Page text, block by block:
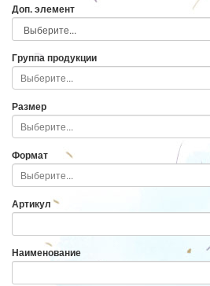
Доп. элемент
Группа продукции
Размер
Формат
Артикул
Наименование